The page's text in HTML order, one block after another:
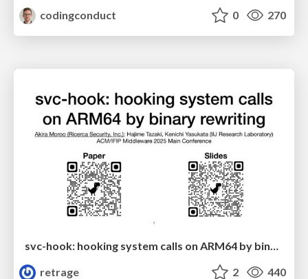
codingconduct
0 270
retrage
2 440